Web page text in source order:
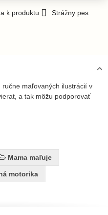
k produktu
Strážny pes
maľovaných ilustrácií v
a tak môžu podporovať
Mama maľuje
motorika